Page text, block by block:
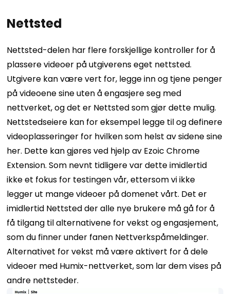
Nettsted
Nettsted-delen har flere forskjellige kontroller for å
plassere videoer på utgiverens eget nettsted.
Utgivere kan være vert for, legge inn og tjene penger
på videoene sine uten å engasjere seg med
nettverket, og det er Nettsted som gjør dette mulig.
Nettstedseiere kan for eksempel legge til og definere
videoplasseringer for hvilken som helst av sidene sine
her. Dette kan gjøres ved hjelp av Ezoic Chrome
Extension. Som nevnt tidligere var dette imidlertid
ikke et fokus for testingen vår, ettersom vi ikke
legger ut mange videoer på domenet vårt. Det er
imidlertid Nettsted der alle nye brukere må gå for å
få tilgang til alternativene for vekst og engasjement,
som du finner under fanen Nettverkspåmeldinger.
Alternativet for vekst må være aktivert for å dele
videoer med Humix-nettverket, som lar dem vises på
andre nettsteder.